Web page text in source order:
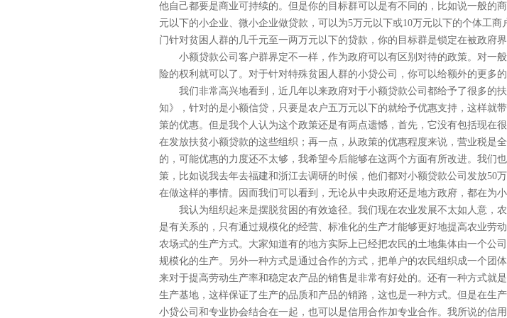
他自己都要是商业可持续的。但是你的目标群可以是有不同的，比如说一般的
元以下的小企业、微小企业做贷款，可以为5万元以下或10万元以下的个体工
门针对贫困人群的几千元至一两万元以下的贷款，你的目标群是锁定在被政府
小额贷款公司客户群界定不一样，作为政府可以有区别对待的政策。对一
险的权利就可以了。对于针对特殊贫困人群的小贷公司，你可以给额外的更多
我们非常高兴地看到，近几年以来政府对于小额贷款公司都给予了很多的
知》，针对的是小额信贷，只要是农户五万元以下的就给予优惠支持，这样就
策的优惠。但是我个人认为这个政策还是有两点遗憾，首先，它没有包括现在
在发放扶贫小额贷款的这些组织；再一点，从政策的优惠程度来说，营业税是
的，可能优惠的力度还不太够，我希望今后能够在这两个方面有所改进。我们
策，比如说我去年去福建和浙江去调研的时候，他们都对小额贷款公司发放50
在做这样的事情。因而我们可以看到，无论从中央政府还是地方政府，都在为
我认为组织起来是摆脱贫困的有效途径。我们现在农业发展不太如人意，
是有关系的，只有通过规模化的经营、标准化的生产才能够更好地提高农业劳
农场式的生产方式。大家知道有的地方实际上已经把农民的土地集体由一个公
规模化的生产。另外一种方式是通过合作的方式，把单户的农民组织成一个团
来对于提高劳动生产率和稳定农产品的销售是非常有好处的。还有一种方式就
生产基地，这样保证了生产的品质和产品的销路，这也是一种方式。但是在生
小贷公司和专业协会结合在一起，也可以是信用合作加专业合作。我所说的信